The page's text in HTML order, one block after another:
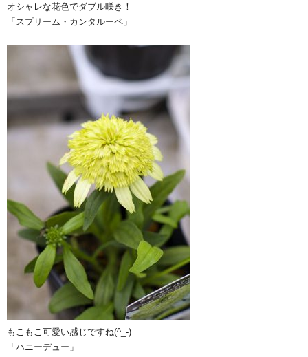
オシャレな花色でダブル咲き！
「スプリーム・カンタルーペ」
もこもこ可愛い感じですね(^_-)
「ハニーデュー」